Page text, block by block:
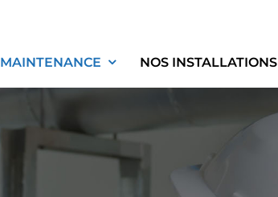
MAINTENANCE NOS INSTALLATIONS